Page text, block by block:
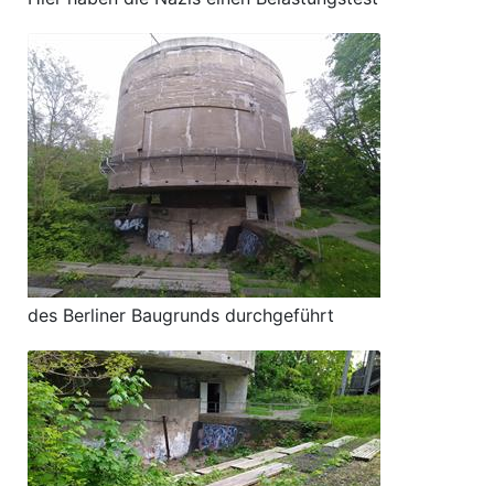
des Berliner Baugrunds durchgeführt